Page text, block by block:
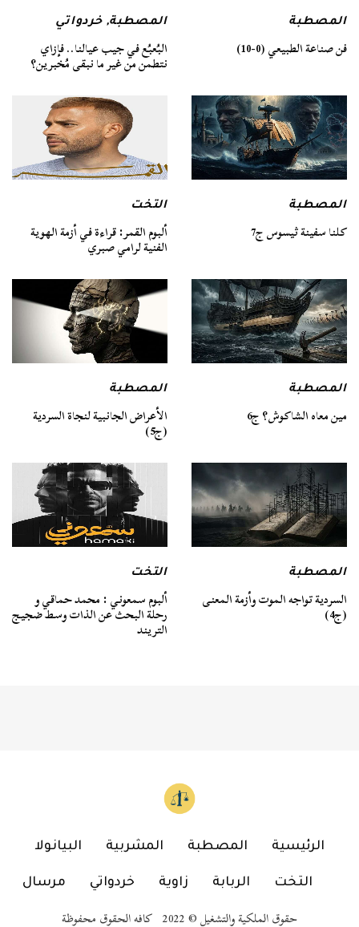
المصطبة
فن صناعة الطبيعي (0-10)
المصطبة,خردواتي
البُعبُع في جيب عيالنا.. فإزاي
نتطمن من غير ما نبقى مُخبرين؟
المصطبة
كلنا سفينة ثيسوس ج7
التخت
ألبوم القمر: قراءة في أزمة الهوية
الفنية لرامي صبري
المصطبة
مين معاه الشاكوش؟ ج6
المصطبة
الأعراض الجانبية لنجاة السردية
(ج5)
المصطبة
السردية تواجه الموت وأزمة المعنى
(ج4)
التخت
ألبوم سمعوني : محمد حماقي و
رحلة البحث عن الذات وسط ضجيج
التريند
الرئيسية المصطبة المشربية البيانولا
التخت الربابة زاوية خردواتي مرسال
حقوق الملكية والتشغيل © 2022 كافه الحقوق محفوظة